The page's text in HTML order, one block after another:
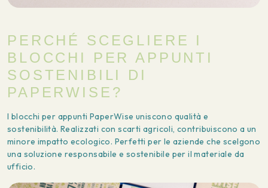
PERCHÉ SCEGLIERE I
BLOCCHI PER APPUNTI
SOSTENIBILI DI
PAPERWISE?
I blocchi per appunti PaperWise uniscono qualità e
sostenibilità. Realizzati con scarti agricoli, contribuiscono a un
minore impatto ecologico. Perfetti per le aziende che scelgono
una soluzione responsabile e sostenibile per il materiale da
ufficio.